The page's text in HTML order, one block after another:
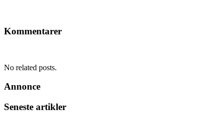
Kommentarer
No related posts.
Annonce
Seneste artikler